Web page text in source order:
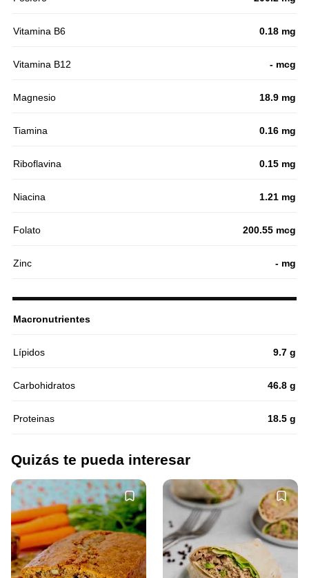
Vitamina B6 0.18 mg
Vitamina B12 - mcg
Magnesio 18.9 mg
Tiamina 0.16 mg
Riboflavina 0.15 mg
Niacina 1.21 mg
Folato 200.55 mcg
Zinc - mg
Macronutrientes
Lípidos 9.7 g
Carbohidratos 46.8 g
Proteinas 18.5 g
Quizás te pueda interesar